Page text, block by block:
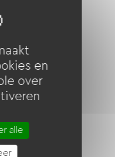
overdracht
en
over
alle